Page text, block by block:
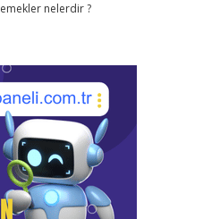
nelerdir ?